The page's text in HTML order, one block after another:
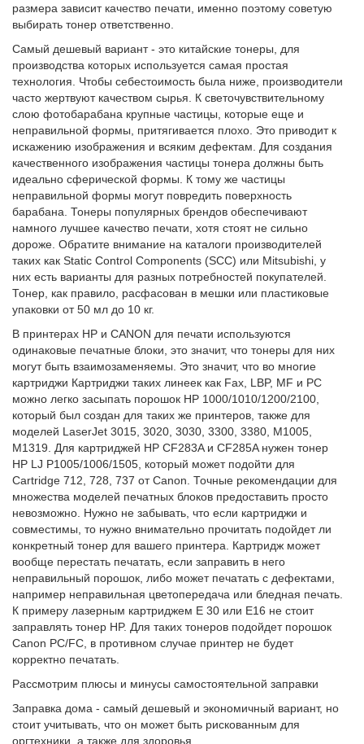
размера зависит качество печати, именно поэтому советую
выбирать тонер ответственно.
Самый дешевый вариант - это китайские тонеры, для
производства которых используется самая простая
технология. Чтобы себестоимость была ниже, производители
часто жертвуют качеством сырья. К светочувствительному
слою фотобарабана крупные частицы, которые еще и
неправильной формы, притягивается плохо. Это приводит к
искажению изображения и всяким дефектам. Для создания
качественного изображения частицы тонера должны быть
идеально сферической формы. К тому же частицы
неправильной формы могут повредить поверхность
барабана. Тонеры популярных брендов обеспечивают
намного лучшее качество печати, хотя стоят не сильно
дороже. Обратите внимание на каталоги производителей
таких как Static Control Components (SCC) или Mitsubishi, у
них есть варианты для разных потребностей покупателей.
Тонер, как правило, расфасован в мешки или пластиковые
упаковки от 50 мл до 10 кг.
В принтерах HP и CANON для печати используются
одинаковые печатные блоки, это значит, что тонеры для них
могут быть взаимозаменяемы. Это значит, что во многие
картриджи Картриджи таких линеек как Fax, LBP, MF и PC
можно легко засыпать порошок HP 1000/1010/1200/2100,
который был создан для таких же принтеров, также для
моделей LaserJet 3015, 3020, 3030, 3300, 3380, M1005,
M1319. Для картриджей HP CF283A и CF285A нужен тонер
HP LJ P1005/1006/1505, который может подойти для
Cartridge 712, 728, 737 от Canon. Точные рекомендации для
множества моделей печатных блоков предоставить просто
невозможно. Нужно не забывать, что если картриджи и
совместимы, то нужно внимательно прочитать подойдет ли
конкретный тонер для вашего принтера. Картридж может
вообще перестать печатать, если заправить в него
неправильный порошок, либо может печатать с дефектами,
например неправильная цветопередача или бледная печать.
К примеру лазерным картриджем Е 30 или Е16 не стоит
заправлять тонер HP. Для таких тонеров подойдет порошок
Canon PC/FC, в противном случае принтер не будет
корректно печатать.
Рассмотрим плюсы и минусы самостоятельной заправки
Заправка дома - самый дешевый и экономичный вариант, но
стоит учитывать, что он может быть рискованным для
оргтехники, а также для здоровья.